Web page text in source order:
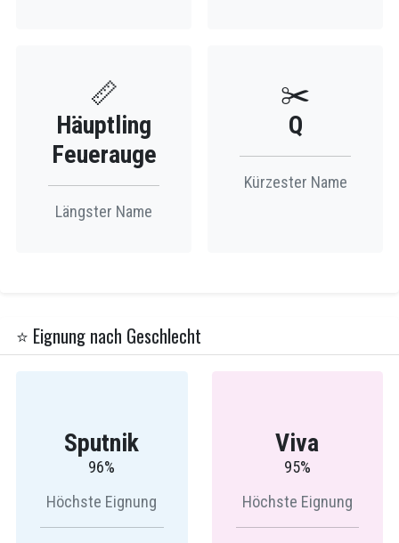
📏
Häuptling
Feuerauge
Längster Name
✂️
Q
Kürzester Name
⭐ Eignung nach Geschlecht
Sputnik
96%
Höchste Eignung
Viva
95%
Höchste Eignung